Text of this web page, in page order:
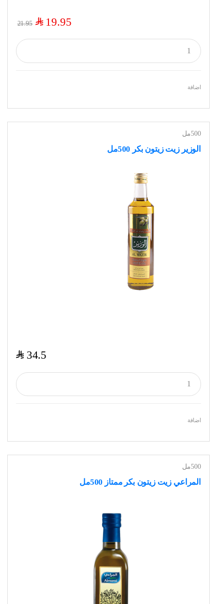
19.95
$
21.95
اضافة
500مل
الوزير زيت زيتون بكر 500مل
34.5
$
اضافة
500مل
المراعي زيت زيتون بكر ممتاز 500مل